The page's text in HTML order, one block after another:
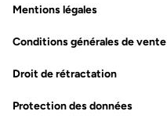
Mentions légales
Conditions générales de vente
Droit de rétractation
Protection des données